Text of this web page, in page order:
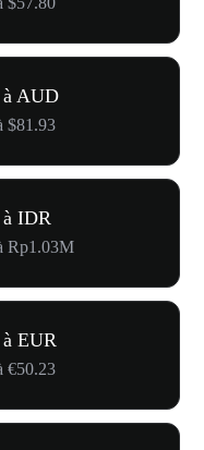
à AUD
$81.93
à IDR
Rp1.03M
EUR
€50.23